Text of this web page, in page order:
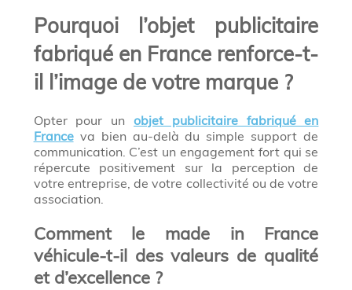
Pourquoi l’objet publicitaire
fabriqué en France renforce-t-
il l’image de votre marque ?
Opter pour un objet publicitaire fabriqué en
Franceva bien au-delà du simple support de
communication. C’est un engagement fort qui se
répercute positivement sur la perception de
votre entreprise, de votre collectivité ou de votre
association.
Comment le made in France
véhicule-t-il des valeurs de qualité
et d’excellence ?